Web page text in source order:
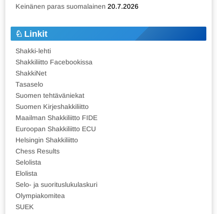
Keinänen paras suomalainen 20.7.2026
Linkit
Shakki-lehti
Shakkiliitto Facebookissa
ShakkiNet
Tasaselo
Suomen tehtäväniekat
Suomen Kirjeshakkiliitto
Maailman Shakkiliitto FIDE
Euroopan Shakkiliitto ECU
Helsingin Shakkiliitto
Chess Results
Selolista
Elolista
Selo- ja suorituslukulaskuri
Olympiakomitea
SUEK